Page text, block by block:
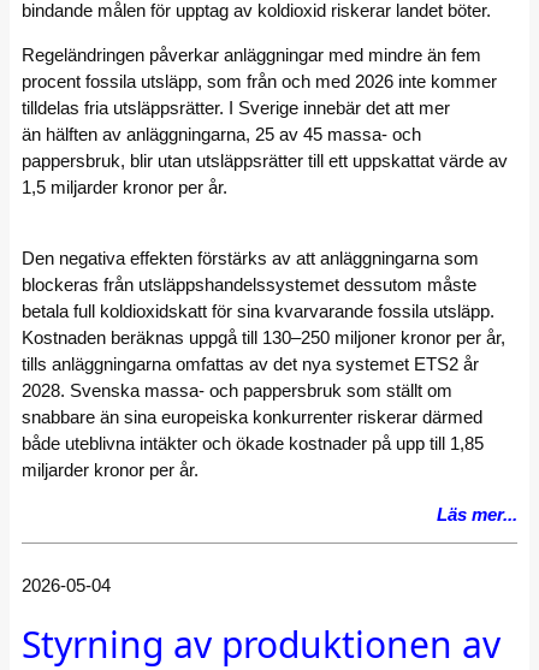
bindande målen för upptag av koldioxid riskerar landet böter.
Regeländringen påverkar anläggningar med mindre än fem
procent fossila utsläpp, som från och med 2026 inte kommer
tilldelas fria utsläppsrätter. I Sverige innebär det att mer
än hälften av anläggningarna, 25 av 45 massa- och
pappersbruk, blir utan utsläppsrätter till ett uppskattat värde av
1,5 miljarder kronor per år.
Den negativa effekten förstärks av att anläggningarna som
blockeras från utsläppshandelssystemet dessutom måste
betala full koldioxidskatt för sina kvarvarande fossila utsläpp.
Kostnaden beräknas uppgå till 130–250 miljoner kronor per år,
tills anläggningarna omfattas av det nya systemet ETS2 år
2028. Svenska massa- och pappersbruk som ställt om
snabbare än sina europeiska konkurrenter riskerar därmed
både uteblivna intäkter och ökade kostnader på upp till 1,85
miljarder kronor per år.
Läs mer...
2026-05-04
Styrning av produktionen av